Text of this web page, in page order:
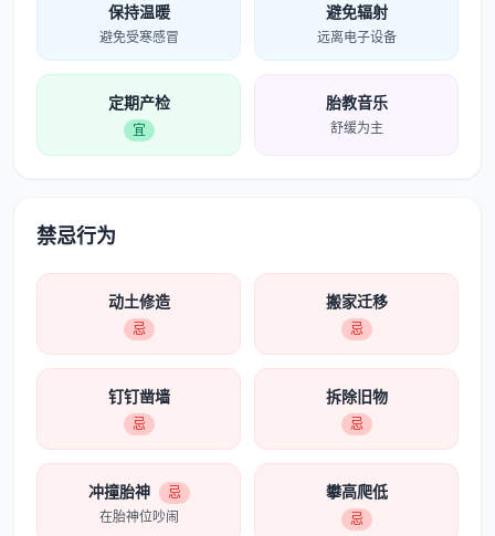
保持温暖
避免受寒感冒
避免辐射
远离电子设备
定期产检
宜
胎教音乐
舒缓为主
禁忌行为
动土修造
忌
搬家迁移
忌
钉钉凿墙
忌
拆除旧物
忌
冲撞胎神
忌
在胎神位吵闹
攀高爬低
忌